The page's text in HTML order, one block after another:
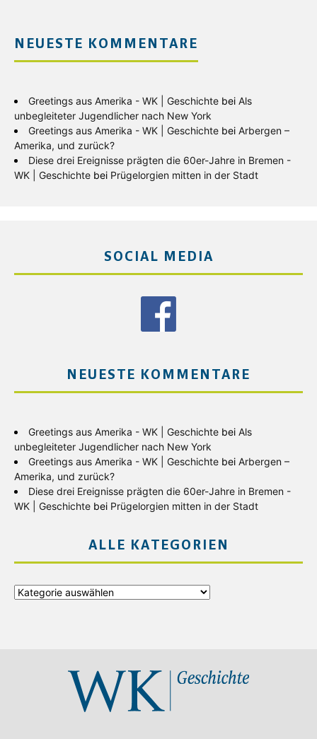
NEUESTE KOMMENTARE
Greetings aus Amerika - WK | Geschichte bei Als
unbegleiteter Jugendlicher nach New York
Greetings aus Amerika - WK | Geschichte bei Arbergen –
Amerika, und zurück?
Diese drei Ereignisse prägten die 60er-Jahre in Bremen -
WK | Geschichte bei Prügelorgien mitten in der Stadt
SOCIAL MEDIA
NEUESTE KOMMENTARE
Greetings aus Amerika - WK | Geschichte bei Als
unbegleiteter Jugendlicher nach New York
Greetings aus Amerika - WK | Geschichte bei Arbergen –
Amerika, und zurück?
Diese drei Ereignisse prägten die 60er-Jahre in Bremen -
WK | Geschichte bei Prügelorgien mitten in der Stadt
ALLE KATEGORIEN
Alle